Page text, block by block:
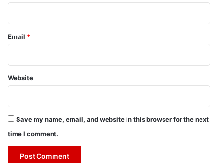
Email *
Website
Save my name, email, and website in this browser for the next
time I comment.